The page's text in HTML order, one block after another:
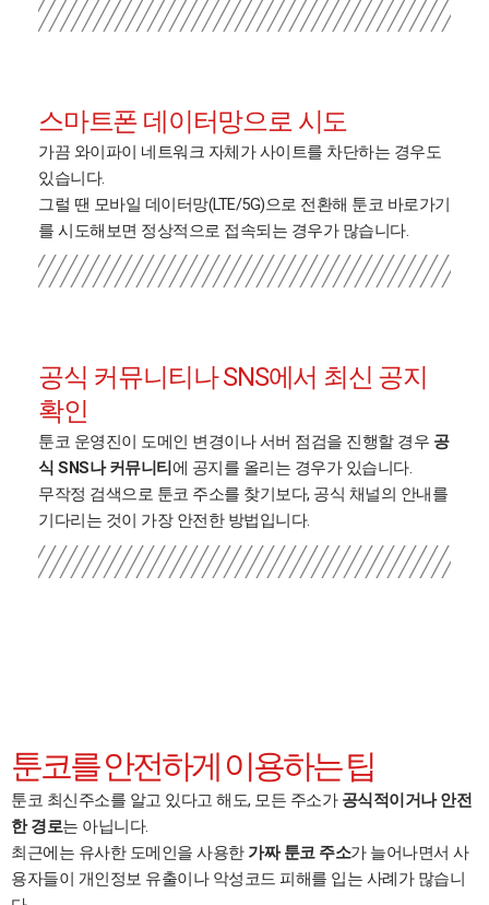
스마트폰 데이터망으로 시도
가끔 와이파이 네트워크 자체가 사이트를 차단하는 경우도
있습니다.
그럴 땐 모바일 데이터망(LTE/5G)으로 전환해 툰코 바로가기
를 시도해보면 정상적으로 접속되는 경우가 많습니다.
공식 커뮤니티나 SNS에서 최신 공지
확인
툰코 운영진이 도메인 변경이나 서버 점검을 진행할 경우 공
식 SNS나 커뮤니티 에 공지를 올리는 경우가 있습니다.
무작정 검색으로 툰코 주소를 찾기보다, 공식 채널의 안내를
기다리는 것이 가장 안전한 방법입니다.
툰코를 안전하게 이용하는 팁
툰코 최신주소를 알고 있다고 해도, 모든 주소가 공식적이거나 안전
한 경로는 아닙니다.
최근에는 유사한 도메인을 사용한 가짜 툰코 주소가 늘어나면서 사
용자들이 개인정보 유출이나 악성코드 피해를 입는 사례가 많습니